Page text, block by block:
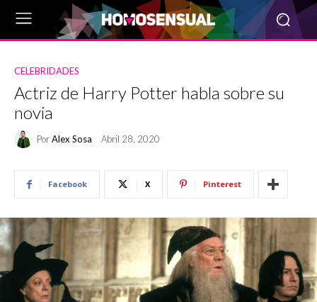
CELEBRIDADES
Actriz de Harry Potter habla sobre su
novia
PorAlex Sosa Abril 28, 2020
Facebook X Pinterest